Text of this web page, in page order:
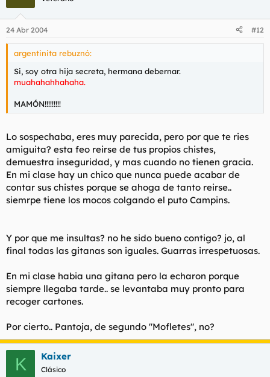
24 Abr 2004 #12
argentinita rebuznó:
Si, soy otra hija secreta, hermana debernar.
muahahahhahaha.
MAMÓN!!!!!!!!!
Lo sospechaba, eres muy parecida, pero por que te ries
amiguita? esta feo reirse de tus propios chistes,
demuestra inseguridad, y mas cuando no tienen gracia.
En mi clase hay un chico que nunca puede acabar de
contar sus chistes porque se ahoga de tanto reirse..
siemrpe tiene los mocos colgando el puto Campins.
Y por que me insultas? no he sido bueno contigo? jo, al
final todas las gitanas son iguales. Guarras irrespetuosas.
En mi clase habia una gitana pero la echaron porque
siempre llegaba tarde.. se levantaba muy pronto para
recoger cartones.
Por cierto.. Pantoja, de segundo "Mofletes", no?
K Kaixer
Clásico